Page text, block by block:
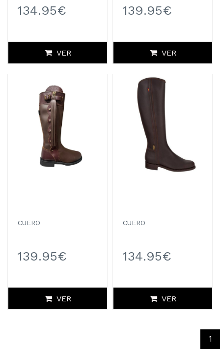
134.95€
VER
139.95€
VER
CUERO
139.95€
VER
CUERO
134.95€
VER
1